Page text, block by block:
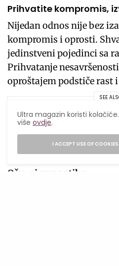
Prihvatite kompromis,
Nijedan odnos nije bez
kompromis i oprosti.
jedinstveni pojedinci sa
Prihvatanje
oproštajem podstiče rast
SEE
Štednja bez
pauze i
navike
Očuvaj romantiku
Ultra magazin koristi
višeovdje.
I ACCEPT USE OF COOKIES